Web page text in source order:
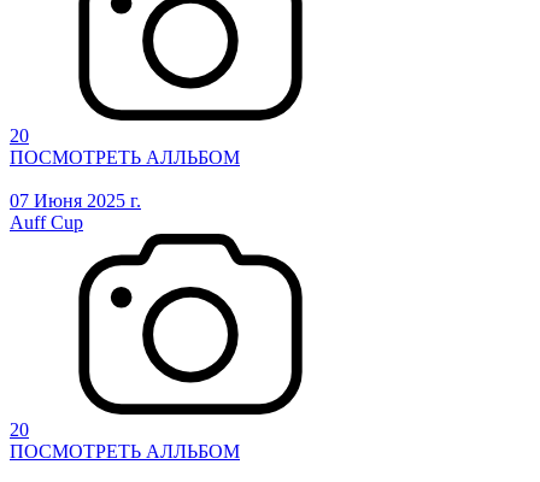
20
ПОСМОТРЕТЬ АЛЛЬБОМ
07 Июня 2025 г.
Auff Cup
20
ПОСМОТРЕТЬ АЛЛЬБОМ